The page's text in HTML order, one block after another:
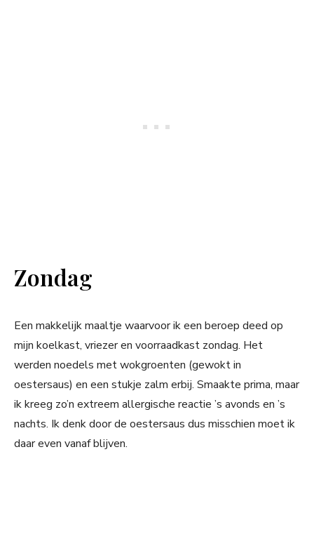
Zondag
Een makkelijk maaltje waarvoor ik een beroep deed op
mijn koelkast, vriezer en voorraadkast zondag. Het
werden noedels met wokgroenten (gewokt in
oestersaus) en een stukje zalm erbij. Smaakte prima, maar
ik kreeg zo’n extreem allergische reactie ’s avonds en ’s
nachts. Ik denk door de oestersaus dus misschien moet ik
daar even vanaf blijven.